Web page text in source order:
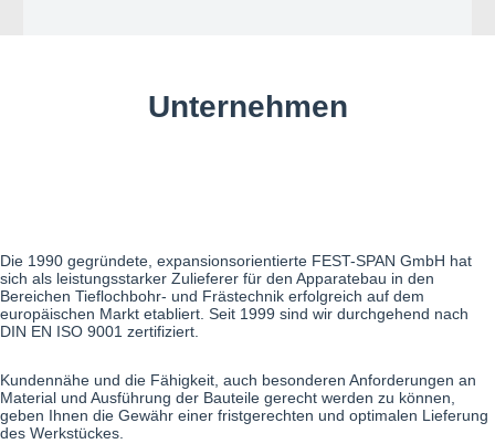
Unternehmen
Die 1990 gegründete, expansionsorientierte FEST-SPAN GmbH hat
sich als leistungsstarker Zulieferer für den Apparatebau in den
Bereichen Tieflochbohr- und Frästechnik erfolgreich auf dem
europäischen Markt etabliert. Seit 1999 sind wir durchgehend nach
DIN EN ISO 9001 zertifiziert.
Kundennähe und die Fähigkeit, auch besonderen Anforderungen an
Material und Ausführung der Bauteile gerecht werden zu können,
geben Ihnen die Gewähr einer fristgerechten und optimalen Lieferung
des Werkstückes.